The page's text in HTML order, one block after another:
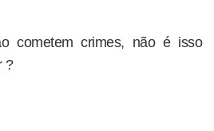
cometem crimes, não é isso
?